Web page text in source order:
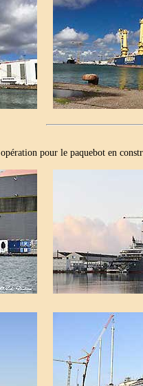
pour le paquebot en